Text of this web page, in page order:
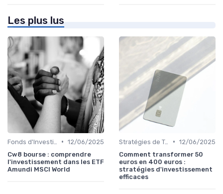
Les plus lus
• 12/06/2025
Cw8 bourse : comprendre
l'investissement dans les ETF
Amundi MSCI World
Stratégies de Trading • 12/06/2025
Comment transformer 50
euros en 400 euros :
stratégies d'investissement
efficaces